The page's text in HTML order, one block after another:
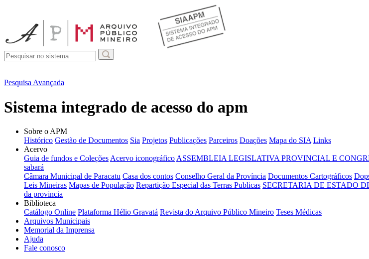
Pesquisa Avançada
Sistema integrado de acesso do apm
Sobre o APM
Histórico Gestão de Documentos Sia Projetos Publicações Parceiros Doações Mapa do SIA Links
Acervo
Guia de fundos e Coleções Acervo iconográfico ASSEMBLEIA LEGISLATIVA PROVINCIAL E
sabará
Câmara Municipal de Paracatu Casa dos contos Conselho Geral da Província Documentos Cartográficos
Leis Mineiras Mapas de População Repartição Especial das Terras Publicas SECRETARIA DE ESTADO
da provincia
Biblioteca
Catálogo Online Plataforma Hélio Gravatá Revista do Arquivo Público Mineiro Teses Médicas
Arquivos Municipais
Memorial da Imprensa
Ajuda
Fale conosco